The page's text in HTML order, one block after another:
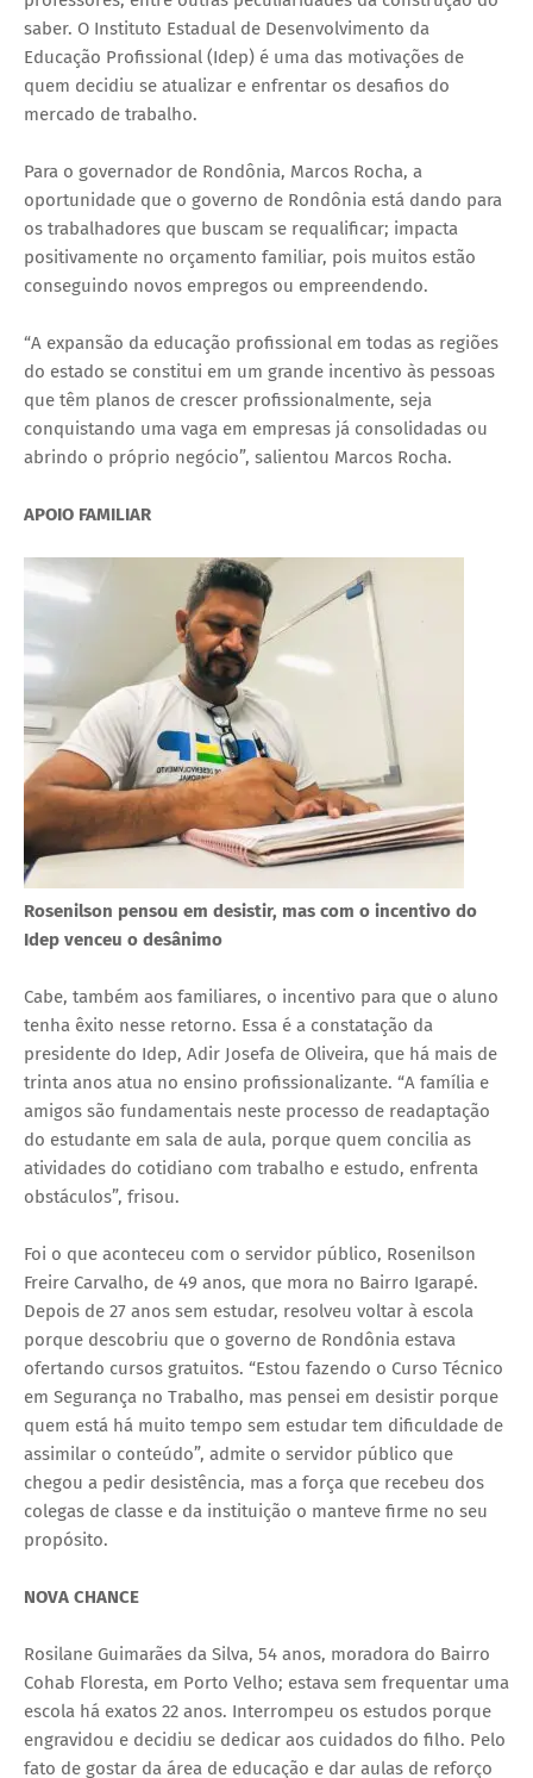
saber. O Instituto Estadual de Desenvolvimento da
Educação Profissional (Idep) é uma das motivações de
quem decidiu se atualizar e enfrentar os desafios do
mercado de trabalho.
Para o governador de Rondônia, Marcos Rocha, a
oportunidade que o governo de Rondônia está dando para
os trabalhadores que buscam se requalificar; impacta
positivamente no orçamento familiar, pois muitos estão
conseguindo novos empregos ou empreendendo.
“A expansão da educação profissional em todas as regiões
do estado se constitui em um grande incentivo às pessoas
que têm planos de crescer profissionalmente, seja
conquistando uma vaga em empresas já consolidadas ou
abrindo o próprio negócio”, salientou Marcos Rocha.
APOIO FAMILIAR
Rosenilson pensou em desistir, mas com o incentivo do
Idep venceu o desânimo
Cabe, também aos familiares, o incentivo para que o aluno
tenha êxito nesse retorno. Essa é a constatação da
presidente do Idep, Adir Josefa de Oliveira, que há mais de
trinta anos atua no ensino profissionalizante. “A família e
amigos são fundamentais neste processo de readaptação
do estudante em sala de aula, porque quem concilia as
atividades do cotidiano com trabalho e estudo, enfrenta
obstáculos”, frisou.
Foi o que aconteceu com o servidor público, Rosenilson
Freire Carvalho, de 49 anos, que mora no Bairro Igarapé.
Depois de 27 anos sem estudar, resolveu voltar à escola
porque descobriu que o governo de Rondônia estava
ofertando cursos gratuitos. “Estou fazendo o Curso Técnico
em Segurança no Trabalho, mas pensei em desistir porque
quem está há muito tempo sem estudar tem dificuldade de
assimilar o conteúdo”, admite o servidor público que
chegou a pedir desistência, mas a força que recebeu dos
colegas de classe e da instituição o manteve firme no seu
propósito.
NOVA CHANCE
Rosilane Guimarães da Silva, 54 anos, moradora do Bairro
Cohab Floresta, em Porto Velho; estava sem frequentar uma
escola há exatos 22 anos. Interrompeu os estudos porque
engravidou e decidiu se dedicar aos cuidados do filho. Pelo
fato de gostar da área de educação e dar aulas de reforço